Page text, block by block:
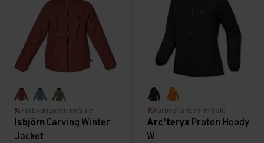
volcanolagoonmoss
Farbvarianten im Sale
Isbjörn Carving Winter
Jacket
blackblaze
Farbvarianten im Sale
Arc'teryx Proton Hoody
W